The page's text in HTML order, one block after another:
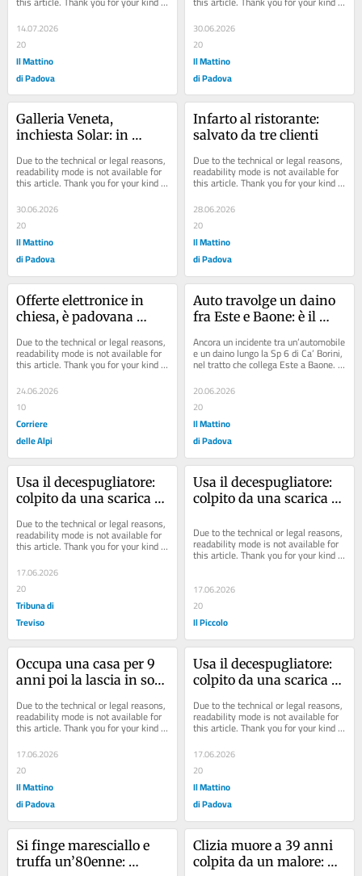
14.07.2026
20
Il Mattino
di Padova
30.06.2026
20
Il Mattino
di Padova
Galleria Veneta,
inchiesta Solar: in
Due to the technical or legal reasons,
readability mode is not available for
this article. Thank you for your kind
30.06.2026
20
Il Mattino
di Padova
Infarto al ristorante:
salvato da tre clienti
Due to the technical or legal reasons,
readability mode is not available for
this article. Thank you for your kind
28.06.2026
20
Il Mattino
di Padova
Offerte elettronice in
chiesa, è padovana
bancomat di San Pietro
Due to the technical or legal reasons,
readability mode is not available for
this article. Thank you for your kind
24.06.2026
10
Corriere
delle Alpi
Auto travolge un daino
fra Este e Baone: è il
Ancora un incidente tra un’automobile
e un daino lungo la Sp 6 di Ca’ Borini,
nel tratto che collega Este a Baone.
L’episodio è avvenuto...
20.06.2026
20
Il Mattino
di Padova
Usa il decespugliatore:
colpito da una scarica
Due to the technical or legal reasons,
readability mode is not available for
this article. Thank you for your kind
17.06.2026
20
Tribuna di
Treviso
Usa il decespugliatore:
colpito da una scarica
Due to the technical or legal reasons,
readability mode is not available for
this article. Thank you for your kind
17.06.2026
20
Il Piccolo
Occupa una casa per 9
anni poi la lascia in sole
processo
Due to the technical or legal reasons,
readability mode is not available for
this article. Thank you for your kind
17.06.2026
20
Il Mattino
di Padova
Usa il decespugliatore:
colpito da una scarica
Due to the technical or legal reasons,
readability mode is not available for
this article. Thank you for your kind
17.06.2026
20
Il Mattino
di Padova
Si finge maresciallo e
truffa un’80enne:
Clizia muore a 39 anni
colpita da un malore: